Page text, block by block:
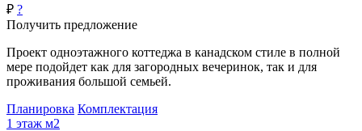
₽ ?
Получить предложение
Проект одноэтажного коттеджа в канадском стиле в полной
мере подойдет как для загородных вечеринок, так и для
проживания большой семьей.
Планировка Комплектация
1 этаж м2